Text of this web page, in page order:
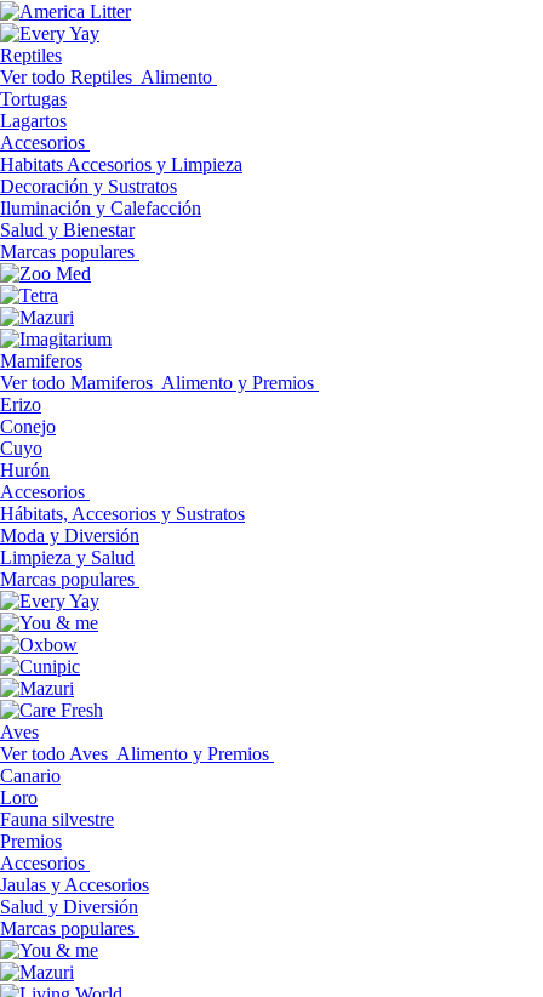
Reptiles
Ver todo Reptiles Alimento
Tortugas
Lagartos
Accesorios
Habitats Accesorios y Limpieza
Decoración y Sustratos
Iluminación y Calefacción
Salud y Bienestar
Marcas populares
Mamiferos
Ver todo Mamiferos Alimento y Premios
Erizo
Conejo
Cuyo
Hurón
Accesorios
Hábitats, Accesorios y Sustratos
Moda y Diversión
Limpieza y Salud
Marcas populares
Aves
Ver todo Aves Alimento y Premios
Canario
Loro
Fauna silvestre
Premios
Accesorios
Jaulas y Accesorios
Salud y Diversión
Marcas populares